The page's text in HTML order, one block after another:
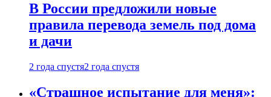
В России предложили новые
правила перевода земель под дома
и дачи
2 года спустя2 года спустя
«Страшное испытание для меня»: